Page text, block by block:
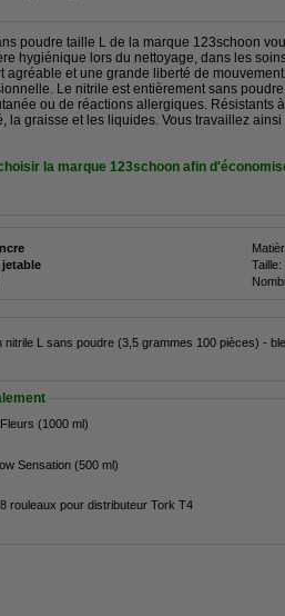
poudre taille L de la marque 123schoon
hygiénique lors du nettoyage, dans les
agréable et une grande liberté de
Le nitrile est entièrement sans
ou de réactions allergiques. Résistants
la graisse et les liquides. Vous travaillez
la marque 123schoon afin
Taille:
L sans poudre (3,5 grammes 100 pièces) -
(1000 ml)
Sensation (500 ml)
rouleaux pour distributeur Tork T4